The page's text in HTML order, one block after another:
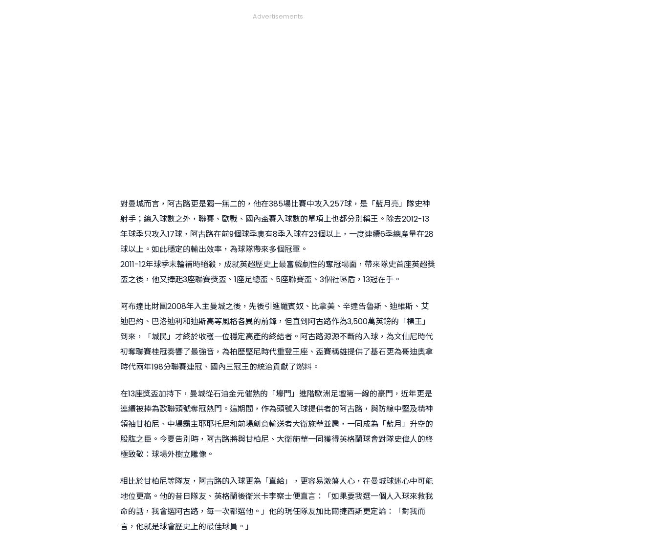
Advertisements
對曼城而言，阿古路更是獨一無二的，他在385場比賽中攻入257球，是「藍月亮」隊史神
射手；總入球數之外，聯賽、歐戰、國內盃賽入球數的單項上也都分別稱王。除去2012-13
年球季只攻入17球，阿古路在前9個球季裏有8季入球在23個以上，一度連續6季總產量在28
球以上。如此穩定的輸出效率，為球隊帶來多個冠軍。
2011-12年球季末輪補時絕殺，成就英超歷史上最富戲劇性的奪冠場面，帶來隊史首座英超獎
盃之後，他又捧起3座聯賽獎盃、1座足總盃、5座聯賽盃、3個社區盾，13冠在手。
阿布達比財團2008年入主曼城之後，先後引進羅賓奴、比拿美、辛達告魯斯、迪維斯、艾
迪巴約、巴洛迪利和迪斯高等風格各異的前鋒，但直到阿古路作為3,500萬英鎊的「標王」
到來，「城民」才終於收穫一位穩定高產的終結者。阿古路源源不斷的入球，為文仙尼時代
初奪聯賽桂冠奏響了最強音，為柏歷堅尼時代重登王座、盃賽稱雄提供了基石更為哥迪奧拿
時代兩年198分聯賽連冠、國內三冠王的統治貢獻了燃料。
在13座獎盃加持下，曼城從石油金元催熟的「壕門」進階歐洲足壇第一線的豪門，近年更是
連續被捧為歐聯頭號奪冠熱門。這期間，作為頭號入球提供者的阿古路，與防線中堅及精神
領袖甘柏尼、中場霸主耶耶托尼和前場創意輸送者大衛施華並肩，一同成為「藍月」升空的
股肱之臣。今夏告別時，阿古路將與甘柏尼、大衛施華一同獲得英格蘭球會對隊史偉人的終
極致敬：球場外樹立雕像。
相比於甘柏尼等隊友，阿古路的入球更為「直給」，更容易激蕩人心，在曼城球迷心中可能
地位更高。他的昔日隊友、英格蘭後衛米卡李察士便直言：「如果要我選一個人入球來救我
命的話，我會選阿古路，每一次都選他。」他的現任隊友加比爾捷西斯更定論：「對我而
言，他就是球會歷史上的最佳球員。」